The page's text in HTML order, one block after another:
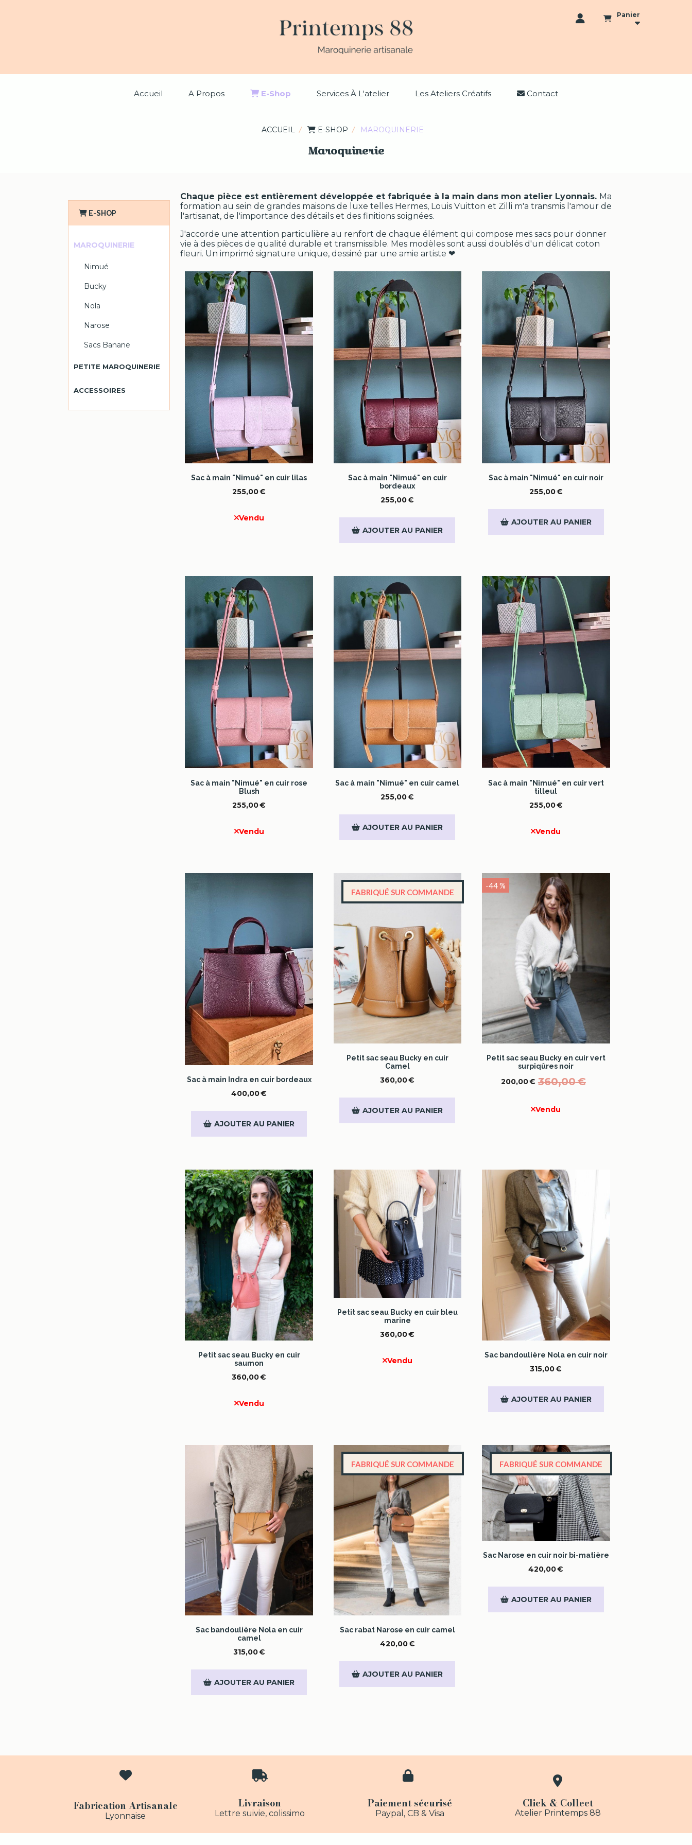
Panier
Accueil A Propos E-Shop Services À L'atelier Les Ateliers Créatifs Contact
E-SHOP
MAROQUINERIE
Nimué
Bucky
Nola
Narose
Sacs Banane
PETITE MAROQUINERIE
ACCESSOIRES
ACCUEIL E-SHOP MAROQUINERIE
Maroquinerie
Chaque pièce est entièrement développée et fabriquée à la main dans mon atelier Lyonnais. Ma
formation au sein de grandes maisons de luxe telles Hermes, Louis Vuitton et Zilli m'a transmis l'amour de
l'artisanat, de l'importance des détails et des finitions soignées.
J'accorde une attention particulière au renfort de chaque élément qui compose mes sacs pour donner
vie à des pièces de qualité durable et transmissible. Mes modèles sont aussi doublés d'un délicat coton
fleuri. Un imprimé signature unique, dessiné par une amie artiste ❤
Sac à main "Nimué" en cuir lilas
255,00€
Vendu
Sac à main "Nimué" en cuir
bordeaux
255,00€
AJOUTER AU PANIER
Sac à main "Nimué" en cuir noir
255,00€
AJOUTER AU PANIER
Sac à main "Nimué" en cuir rose
Blush
255,00€
Vendu
Sac à main "Nimué" en cuir camel
255,00€
AJOUTER AU PANIER
Sac à main "Nimué" en cuir vert
tilleul
255,00€
Vendu
Sac à main Indra en cuir bordeaux
400,00€
AJOUTER AU PANIER
FABRIQUÉ SUR COMMANDE
Petit sac seau Bucky en cuir
Camel
360,00€
AJOUTER AU PANIER
-44 %
Petit sac seau Bucky en cuir vert
surpiqûres noir
200,00€ 360,00€
Vendu
Petit sac seau Bucky en cuir
saumon
360,00€
Vendu
Petit sac seau Bucky en cuir bleu
marine
360,00€
Vendu
Sac bandoulière Nola en cuir noir
315,00€
AJOUTER AU PANIER
Sac bandoulière Nola en cuir
camel
315,00€
AJOUTER AU PANIER
FABRIQUÉ SUR COMMANDE
Sac rabat Narose en cuir camel
420,00€
AJOUTER AU PANIER
FABRIQUÉ SUR COMMANDE
Sac Narose en cuir noir bi-matière
420,00€
AJOUTER AU PANIER

Fabrication Artisanale
Lyonnaise

Livraison
Lettre suivie, colissimo

Paiement sécurisé
Paypal, CB & Visa

Click & Collect
Atelier Printemps 88